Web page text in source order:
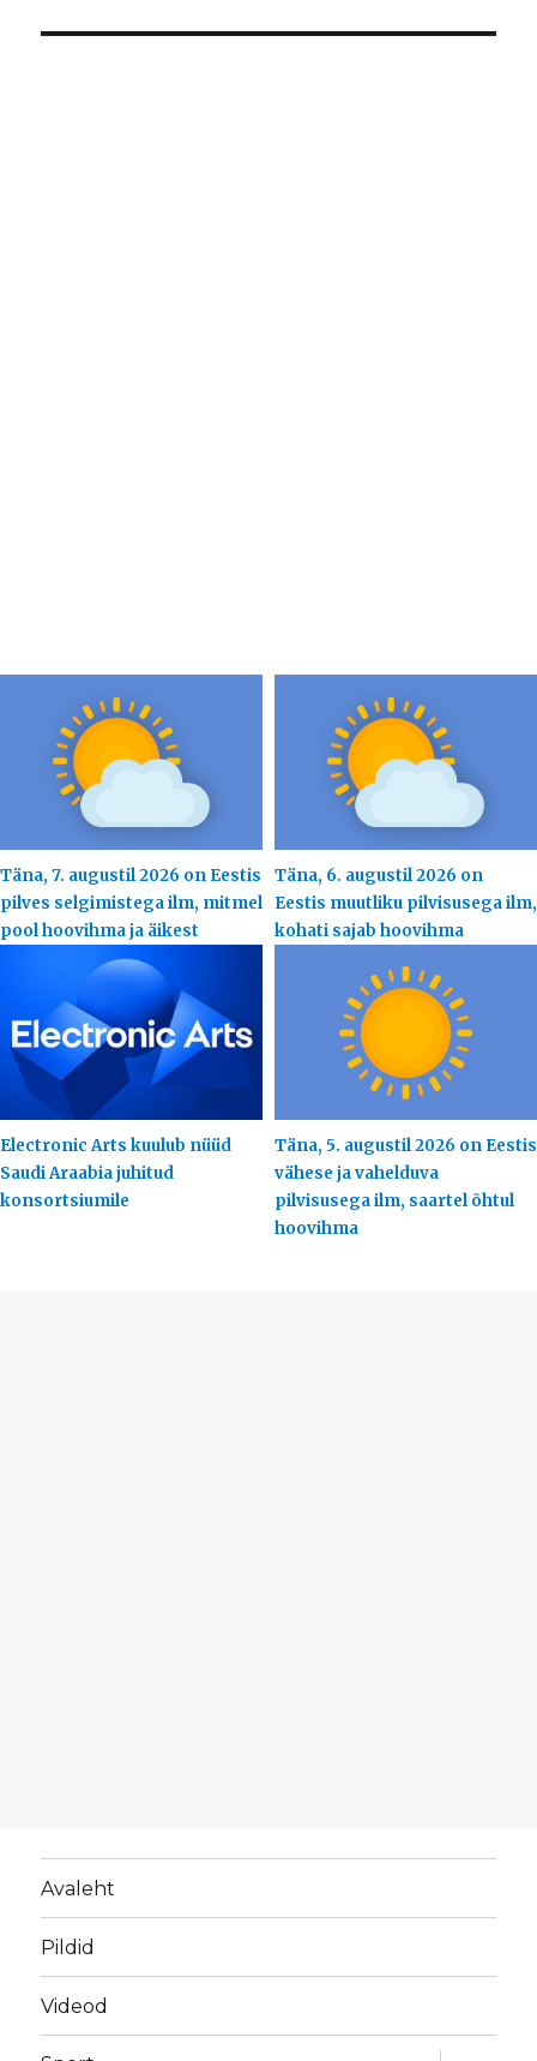
Täna, 7. augustil 2026 on Eestis
pilves selgimistega ilm, mitmel
pool hoovihma ja äikest
Täna, 6. augustil 2026 on
Eestis muutliku pilvisusega ilm,
kohati sajab hoovihma
Electronic Arts kuulub nüüd
Saudi Araabia juhitud
konsortsiumile
Täna, 5. augustil 2026 on Eestis
vähese ja vahelduva
pilvisusega ilm, saartel õhtul
hoovihma
Avaleht
Pildid
Videod